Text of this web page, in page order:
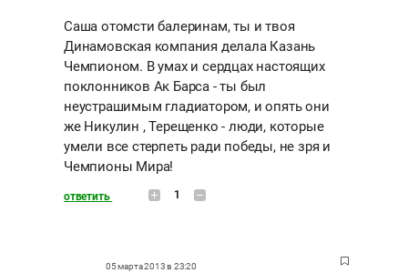
Саша отомсти балеринам, ты и твоя
Динамовская компания делала Казань
Чемпионом. В умах и сердцах настоящих
поклонников Ак Барса - ты был
неустрашимым гладиатором, и опять они
же Никулин , Терещенко - люди, которые
умели все стерпеть ради победы, не зря и
Чемпионы Мира!
ответить 1
05 марта 2013 в 23:20